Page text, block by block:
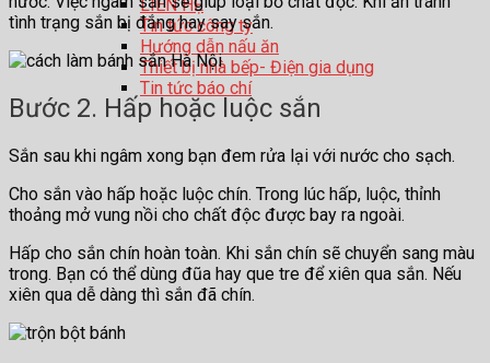
LIÊN HỆ
Tin tức công ty
Hướng dẫn nấu ăn
Thiết bị nhà bếp- Điện gia dụng
Tin tức báo chí
tình trạng sắn bị đắng hay say sắn.
Bước 2. Hấp hoặc luộc sắn
Sắn sau khi ngâm xong bạn đem rửa lại với nước cho sạch.
Cho sắn vào hấp hoặc luộc chín. Trong lúc hấp, luộc, thỉnh
thoảng mở vung nồi cho chất độc được bay ra ngoài.
Hấp cho sắn chín hoàn toàn. Khi sắn chín sẽ chuyển sang màu
trong. Bạn có thể dùng đũa hay que tre để xiên qua sắn. Nếu
xiên qua dễ dàng thì sắn đã chín.